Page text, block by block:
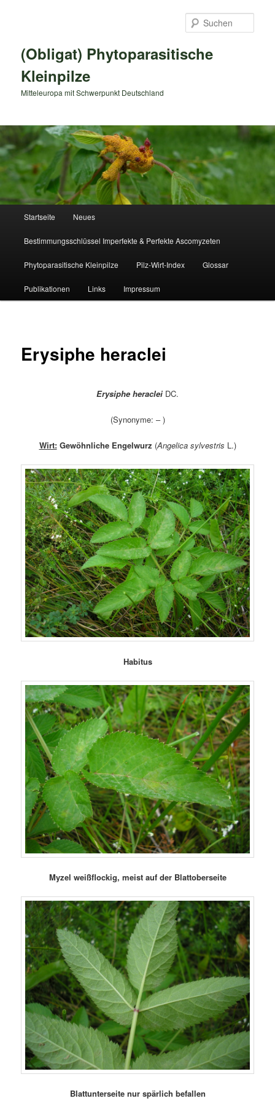
(Obligat) Phytoparasitische
Kleinpilze
Mitteleuropa mit Schwerpunkt Deutschland
Startseite Neues
Bestimmungsschlüssel Imperfekte & Perfekte Ascomyzeten
Phytoparasitische Kleinpilze Pilz-Wirt-Index Glossar
Publikationen Links Impressum
Erysiphe heraclei
Erysiphe heraclei DC.
(Synonyme: – )
Wirt:Gewöhnliche Engelwurz (Angelica sylvestris L.)
Habitus
Myzel weißflockig, meist auf der Blattoberseite
Blattunterseite nur spärlich befallen